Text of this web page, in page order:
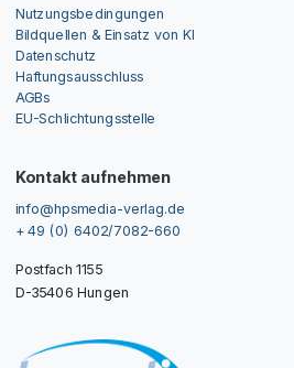
Nutzungsbedingungen
Bildquellen & Einsatz von KI
Datenschutz
Haftungsausschluss
AGBs
EU-Schlichtungsstelle
Kontakt aufnehmen
info@hpsmedia-verlag.de
+ 49 (0) 6402/7082-660
Postfach 1155
D-35406 Hungen